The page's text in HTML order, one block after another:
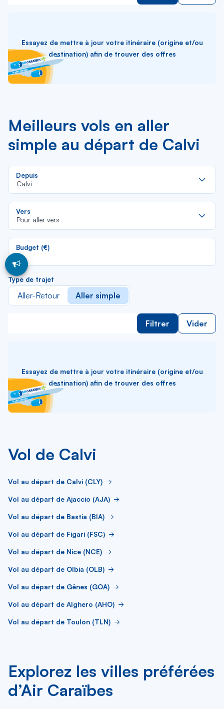
Essayez de mettre à jour votre itinéraire (origine et/ou
destination) afin de trouver des offres
Meilleurs vols en aller
simple au départ de Calvi
Depuis
Calvi
Vers
Pour aller vers
Budget (€)
Type de trajet
Aller-Retour Aller simple
Filtrer Vider
Essayez de mettre à jour votre itinéraire (origine et/ou
destination) afin de trouver des offres
Vol de Calvi
Vol au départ de Calvi (CLY)
Vol au départ de Ajaccio (AJA)
Vol au départ de Bastia (BIA)
Vol au départ de Figari (FSC)
Vol au départ de Nice (NCE)
Vol au départ de Olbia (OLB)
Vol au départ de Gênes (GOA)
Vol au départ de Alghero (AHO)
Vol au départ de Toulon (TLN)
Explorez les villes préférées
d’Air Caraïbes